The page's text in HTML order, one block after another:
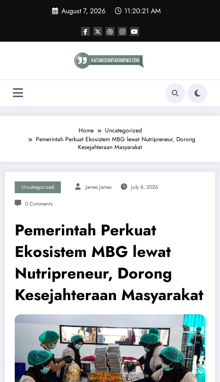
August 7, 2026 11:20:22 AM
Home
Uncategorized
Pemerintah Perkuat Ekosistem MBG lewat Nutripreneur, Dorong
Kesejahteraan Masyarakat
Uncategorized James James July 8, 2026
0 Comments
Pemerintah Perkuat
Ekosistem MBG lewat
Nutripreneur, Dorong
Kesejahteraan Masyarakat